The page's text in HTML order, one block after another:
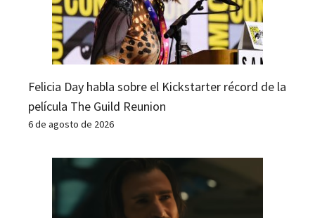
Felicia Day habla sobre el Kickstarter récord de la
película The Guild Reunion
6 de agosto de 2026